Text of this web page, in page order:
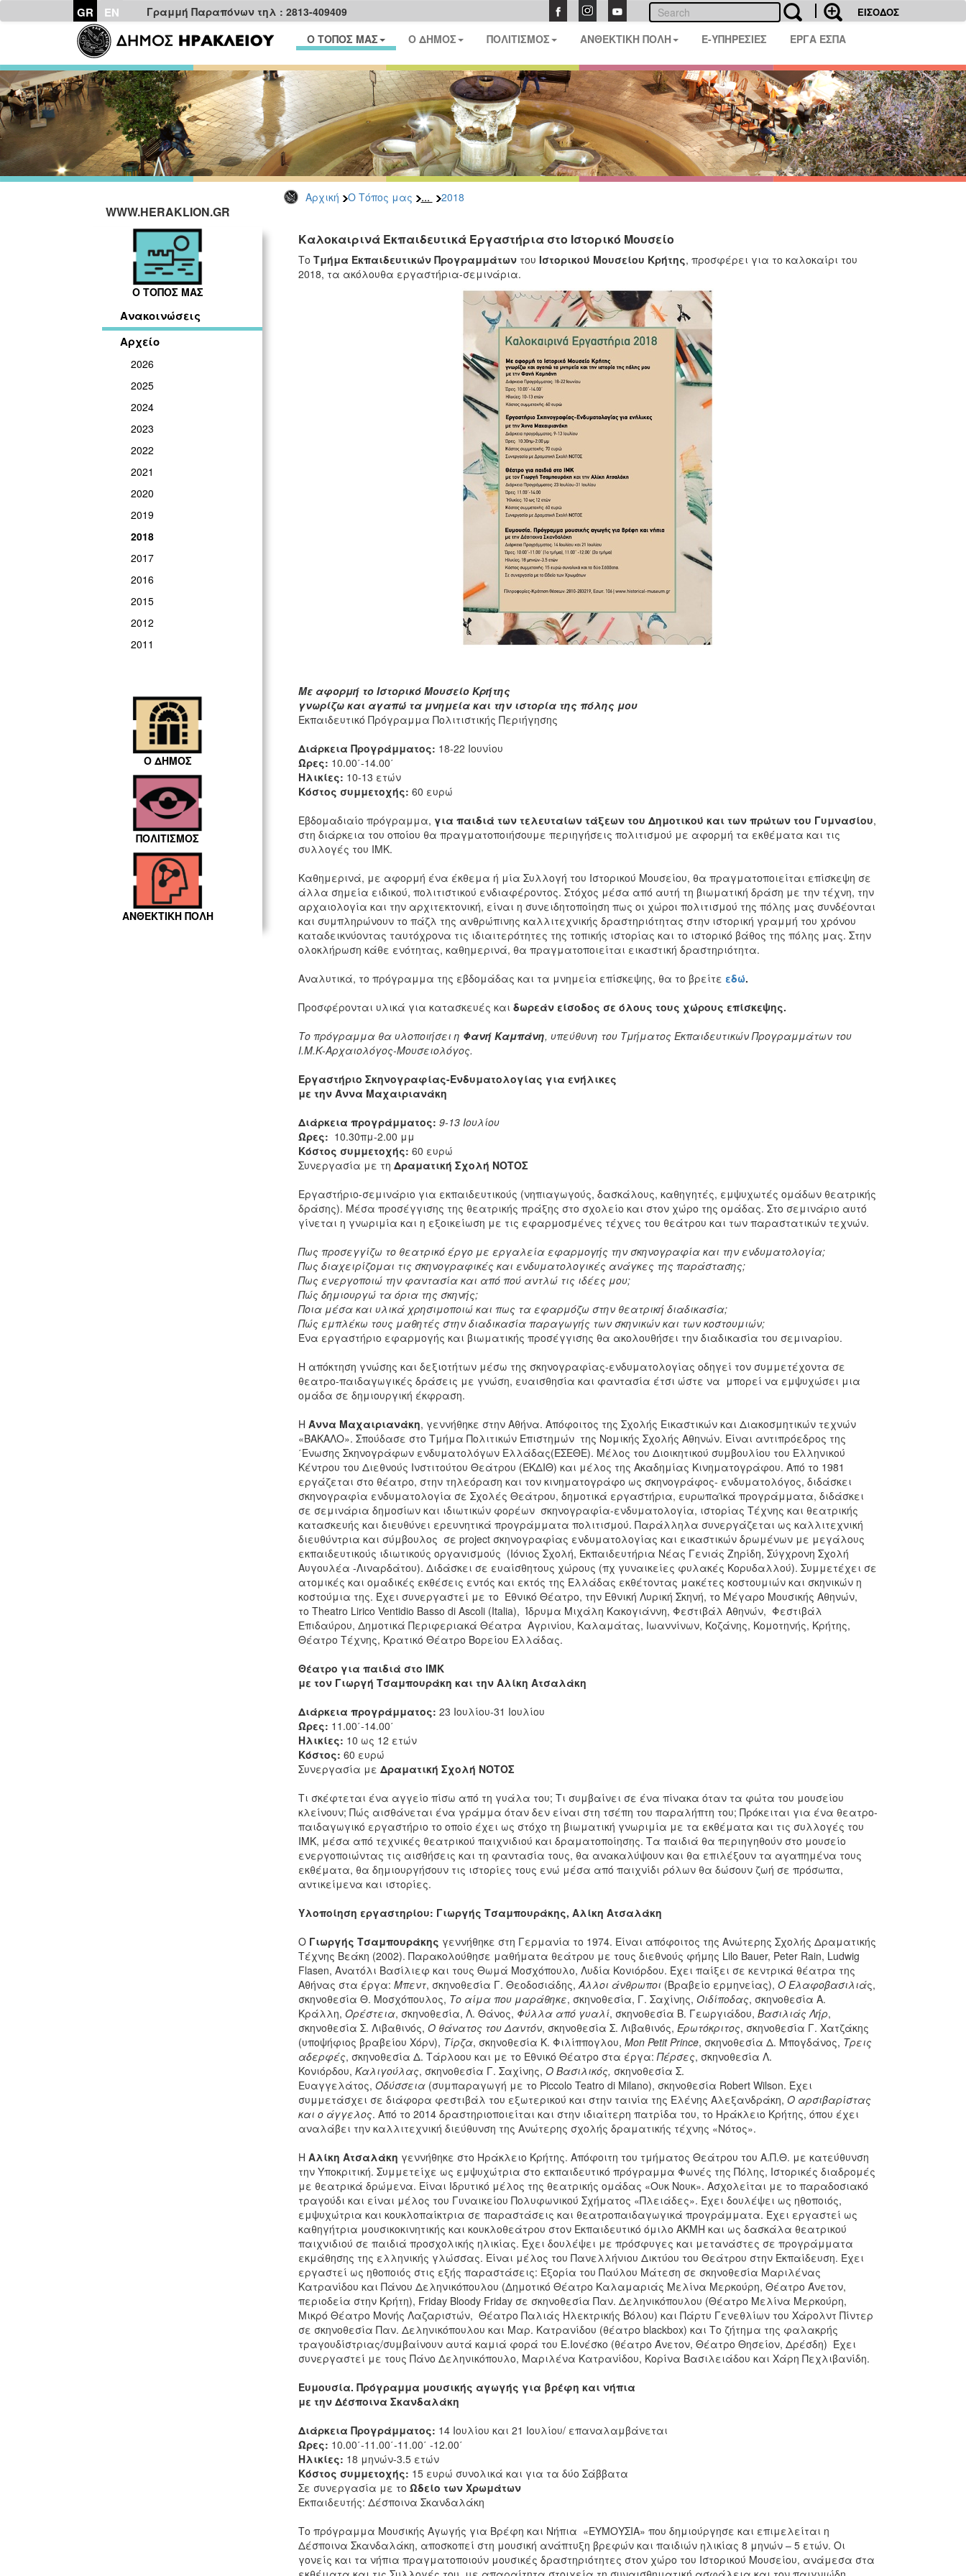
GR EN Γραμμή Παραπόνων τηλ : 2813-409409 ΕΙΣΟΔΟΣ
Ο ΤΟΠΟΣ ΜΑΣ Ο ΔΗΜΟΣ ΠΟΛΙΤΙΣΜΟΣ ΑΝΘΕΚΤΙΚΗ ΠΟΛΗ E-ΥΠΗΡΕΣΙΕΣ ΕΡΓΑ ΕΣΠΑ
Αρχική Ο Τόπος μας ... 2018
WWW.HERAKLION.GR
Ο ΤΟΠΟΣ ΜΑΣ
Ανακοινώσεις
Αρχείο
2026
2025
2024
2023
2022
2021
2020
2019
2018
2017
2016
2015
2012
2011
Ο ΔΗΜΟΣ
ΠΟΛΙΤΙΣΜΟΣ
ΑΝΘΕΚΤΙΚΗ ΠΟΛΗ
Καλοκαιρινά Εκπαιδευτικά Εργαστήρια στο Ιστορικό Μουσείο
Το Τμήμα Εκπαιδευτικών Προγραμμάτων του Ιστορικού Μουσείου Κρήτης, προσφέρει για το καλοκαίρι του
2018, τα ακόλουθα εργαστήρια-σεμινάρια.
Με αφορμή το Ιστορικό Μουσείο Κρήτης
γνωρίζω και αγαπώ τα μνημεία και την ιστορία της πόλης μου
Εκπαιδευτικό Πρόγραμμα Πολιτιστικής Περιήγησης
Διάρκεια Προγράμματος: 18-22 Ιουνίου
Ώρες: 10.00΄-14.00΄
Ηλικίες: 10-13 ετών
Κόστος συμμετοχής: 60 ευρώ
Εβδομαδιαίο πρόγραμμα, για παιδιά των τελευταίων τάξεων του Δημοτικού και των πρώτων του Γυμνασίου,
στη διάρκεια του οποίου θα πραγματοποιήσουμε περιηγήσεις πολιτισμού με αφορμή τα εκθέματα και τις
συλλογές του ΙΜΚ.
Καθημερινά, με αφορμή ένα έκθεμα ή μία Συλλογή του Ιστορικού Μουσείου, θα πραγματοποιείται επίσκεψη σε
άλλα σημεία ειδικού, πολιτιστικού ενδιαφέροντος. Στόχος μέσα από αυτή τη βιωματική δράση με την τέχνη, την
αρχαιολογία και την αρχιτεκτονική, είναι η συνειδητοποίηση πως οι χώροι πολιτισμού της πόλης μας συνδέονται
και συμπληρώνουν το πάζλ της ανθρώπινης καλλιτεχνικής δραστηριότητας στην ιστορική γραμμή του χρόνου
καταδεικνύοντας ταυτόχρονα τις ιδιαιτερότητες της τοπικής ιστορίας και το ιστορικό βάθος της πόλης μας. Στην
ολοκλήρωση κάθε ενότητας, καθημερινά, θα πραγματοποιείται εικαστική δραστηριότητα.
Αναλυτικά, το πρόγραμμα της εβδομάδας και τα μνημεία επίσκεψης, θα το βρείτε εδώ.
Προσφέρονται υλικά για κατασκευές και δωρεάν είσοδος σε όλους τους χώρους επίσκεψης.
Το πρόγραμμα θα υλοποιήσει η Φανή Καμπάνη, υπεύθυνη του Τμήματος Εκπαιδευτικών Προγραμμάτων του
Ι.Μ.Κ-Αρχαιολόγος-Μουσειολόγος.
Εργαστήριο Σκηνογραφίας-Ενδυματολογίας για ενήλικες
με την Άννα Μαχαιριανάκη
Διάρκεια προγράμματος: 9-13 Ιουλίου
Ώρες: 10.30πμ-2.00 μμ
Κόστος συμμετοχής: 60 ευρώ
Συνεργασία με τη Δραματική Σχολή ΝΟΤΟΣ
Εργαστήριο-σεμινάριο για εκπαιδευτικούς (νηπιαγωγούς, δασκάλους, καθηγητές, εμψυχωτές ομάδων θεατρικής
δράσης). Μέσα προσέγγισης της θεατρικής πράξης στο σχολείο και στον χώρο της ομάδας. Στο σεμινάριο αυτό
γίνεται η γνωριμία και η εξοικείωση με τις εφαρμοσμένες τέχνες του θεάτρου και των παραστατικών τεχνών.
Πως προσεγγίζω το θεατρικό έργο με εργαλεία εφαρμογής την σκηνογραφία και την ενδυματολογία;
Πως διαχειρίζομαι τις σκηνογραφικές και ενδυματολογικές ανάγκες της παράστασης;
Πως ενεργοποιώ την φαντασία και από πού αντλώ τις ιδέες μου;
Πώς δημιουργώ τα όρια της σκηνής;
Ποια μέσα και υλικά χρησιμοποιώ και πως τα εφαρμόζω στην θεατρική διαδικασία;
Πώς εμπλέκω τους μαθητές στην διαδικασία παραγωγής των σκηνικών και των κοστουμιών;
Ένα εργαστήριο εφαρμογής και βιωματικής προσέγγισης θα ακολουθήσει την διαδικασία του σεμιναρίου.
Η απόκτηση γνώσης και δεξιοτήτων μέσω της σκηνογραφίας-ενδυματολογίας οδηγεί τον συμμετέχοντα σε
θεατρο-παιδαγωγικές δράσεις με γνώση, ευαισθησία και φαντασία έτσι ώστε να μπορεί να εμψυχώσει μια
ομάδα σε δημιουργική έκφραση.
Η Άννα Μαχαιριανάκη, γεννήθηκε στην Αθήνα. Απόφοιτος της Σχολής Εικαστικών και Διακοσμητικών τεχνών
«ΒΑΚΑΛΟ». Σπούδασε στο Τμήμα Πολιτικών Επιστημών της Νομικής Σχολής Αθηνών. Είναι αντιπρόεδρος της
΄Ενωσης Σκηνογράφων ενδυματολόγων Ελλάδας(ΕΣΕΘΕ). Μέλος του Διοικητικού συμβουλίου του Ελληνικού
Κέντρου του Διεθνούς Ινστιτούτου Θεάτρου (ΕΚΔΙΘ) και μέλος της Ακαδημίας Κινηματογράφου. Από το 1981
εργάζεται στο θέατρο, στην τηλεόραση και τον κινηματογράφο ως σκηνογράφος- ενδυματολόγος, διδάσκει
σκηνογραφία ενδυματολογία σε Σχολές Θεάτρου, δημοτικά εργαστήρια, ευρωπαϊκά προγράμματα, διδάσκει
σε σεμινάρια δημοσίων και ιδιωτικών φορέων σκηνογραφία-ενδυματολογία, ιστορίας Τέχνης και θεατρικής
κατασκευής και διευθύνει ερευνητικά προγράμματα πολιτισμού. Παράλληλα συνεργάζεται ως καλλιτεχνική
διευθύντρια και σύμβουλος σε project σκηνογραφίας ενδυματολογίας και εικαστικών δρωμένων με μεγάλους
εκπαιδευτικούς ιδιωτικούς οργανισμούς (Ιόνιος Σχολή, Εκπαιδευτήρια Νέας Γενιάς Ζηρίδη, Σύγχρονη Σχολή
Αυγουλέα -Λιναρδάτου). Διδάσκει σε ευαίσθητους χώρους (πχ γυναικείες φυλακές Κορυδαλλού). Συμμετέχει σε
ατομικές και ομαδικές εκθέσεις εντός και εκτός της Ελλάδας εκθέτοντας μακέτες κοστουμιών και σκηνικών η
κοστούμια της. Έχει συνεργαστεί με το Εθνικό Θέατρο, την Εθνική Λυρική Σκηνή, το Μέγαρο Μουσικής Αθηνών,
το Τheatro Lirico Ventidio Basso di Ascoli (Italia), Ίδρυμα Μιχάλη Κακογιάννη, Φεστιβάλ Αθηνών, Φεστιβάλ
Επιδαύρου, Δημοτικά Περιφεριακά Θέατρα Αγρινίου, Καλαμάτας, Ιωαννίνων, Κοζάνης, Κομοτηνής, Κρήτης,
Θέατρο Τέχνης, Κρατικό Θέατρο Βορείου Ελλάδας.
Θέατρο για παιδιά στο ΙΜΚ
με τον Γιωργή Τσαμπουράκη και την Αλίκη Ατσαλάκη
Διάρκεια προγράμματος: 23 Ιουλίου-31 Ιουλίου
Ώρες: 11.00΄-14.00΄
Ηλικίες: 10 ως 12 ετών
Κόστος: 60 ευρώ
Συνεργασία με Δραματική Σχολή ΝΟΤΟΣ
Τι σκέφτεται ένα αγγείο πίσω από τη γυάλα του; Τι συμβαίνει σε ένα πίνακα όταν τα φώτα του μουσείου
κλείνουν; Πώς αισθάνεται ένα γράμμα όταν δεν είναι στη τσέπη του παραλήπτη του; Πρόκειται για ένα θεατρο-
παιδαγωγικό εργαστήριο το οποίο έχει ως στόχο τη βιωματική γνωριμία με τα εκθέματα και τις συλλογές του
ΙΜΚ, μέσα από τεχνικές θεατρικού παιχνιδιού και δραματοποίησης. Τα παιδιά θα περιηγηθούν στο μουσείο
ενεργοποιώντας τις αισθήσεις και τη φαντασία τους, θα ανακαλύψουν και θα επιλέξουν τα αγαπημένα τους
εκθέματα, θα δημιουργήσουν τις ιστορίες τους ενώ μέσα από παιχνίδι ρόλων θα δώσουν ζωή σε πρόσωπα,
αντικείμενα και ιστορίες.
Υλοποίηση εργαστηρίου: Γιωργής Τσαμπουράκης, Αλίκη Ατσαλάκη
Ο Γιωργής Τσαμπουράκης γεννήθηκε στη Γερμανία το 1974. Είναι απόφοιτος της Ανώτερης Σχολής Δραματικής
Τέχνης Βεάκη (2002). Παρακολούθησε μαθήματα θεάτρου με τους διεθνούς φήμης Lilo Bauer, Peter Rain, Ludwig
Flasen, Ανατόλι Βασίλιεφ και τους Θωμά Μοσχόπουλο, Λυδία Κονιόρδου. Έχει παίξει σε κεντρικά θέατρα της
Αθήνας στα έργα: Μπεντ, σκηνοθεσία Γ. Θεοδοσιάδης, Άλλοι άνθρωποι (Βραβείο ερμηνείας), Ο Ελαφοβασιλιάς,
σκηνοθεσία Θ. Μοσχόπουλος, Το αίμα που μαράθηκε, σκηνοθεσία, Γ. Σαχίνης, Οιδίποδας, σκηνοθεσία Α.
Κράλλη, Ορέστεια, σκηνοθεσία, Λ. Θάνος, Φύλλα από γυαλί, σκηνοθεσία Β. Γεωργιάδου, Βασιλιάς Λήρ,
σκηνοθεσία Σ. Λιβαθινός, Ο θάνατος του Δαντόν, σκηνοθεσία Σ. Λιβαθινός, Ερωτόκριτος, σκηνοθεσία Γ. Χατζάκης
(υποψήφιος βραβείου Χόρν), Τίρζα, σκηνοθεσία Κ. Φιλίππογλου, Mon Petit Prince, σκηνοθεσία Δ. Μπογδάνος, Τρεις
αδερφές, σκηνοθεσία Δ. Τάρλοου και με το Εθνικό Θέατρο στα έργα:Πέρσες, σκηνοθεσία Λ.
Κονιόρδου, Καλιγούλας, σκηνοθεσία Γ. Σαχίνης, Ο Βασιλικός, σκηνοθεσία Σ.
Ευαγγελάτος, Οδύσσεια(συμπαραγωγή με το Piccolo Teatro di Milano), σκηνοθεσία Robert Wilson. Έχει
συμμετάσχει σε διάφορα φεστιβάλ του εξωτερικού και στην ταινία της Ελένης Αλεξανδράκη, Ο αρσιβαρίστας
και ο άγγελος. Από το 2014 δραστηριοποιείται και στην ιδιαίτερη πατρίδα του, το Ηράκλειο Κρήτης, όπου έχει
αναλάβει την καλλιτεχνική διεύθυνση της Ανώτερης σχολής δραματικής τέχνης «Νότος».
Η Αλίκη Ατσαλάκη γεννήθηκε στο Ηράκλειο Κρήτης. Απόφοιτη του τμήματος Θεάτρου του Α.Π.Θ. με κατεύθυνση
την Υποκριτική. Συμμετείχε ως εμψυχώτρια στο εκπαιδευτικό πρόγραμμα Φωνές της Πόλης, Ιστορικές διαδρομές
με θεατρικά δρώμενα. Είναι Ιδρυτικό μέλος της θεατρικής ομάδας «Ουκ Νουκ». Ασχολείται με το παραδοσιακό
τραγούδι και είναι μέλος του Γυναικείου Πολυφωνικού Σχήματος «Πλειάδες». Έχει δουλέψει ως ηθοποιός,
εμψυχώτρια και κουκλοπαίκτρια σε παραστάσεις και θεατροπαιδαγωγικά προγράμματα. Έχει εργαστεί ως
καθηγήτρια μουσικοκινητικής και κουκλοθεάτρου στον Εκπαιδευτικό όμιλο ΑΚΜΗ και ως δασκάλα θεατρικού
παιχνιδιού σε παιδιά προσχολικής ηλικίας. Έχει δουλέψει με πρόσφυγες και μετανάστες σε προγράμματα
εκμάθησης της ελληνικής γλώσσας. Είναι μέλος του Πανελλήνιου Δικτύου του Θεάτρου στην Εκπαίδευση. Έχει
εργαστεί ως ηθοποιός στις εξής παραστάσεις: Εξορία του Παύλου Μάτεση σε σκηνοθεσία Μαριλένας
Κατρανίδου και Πάνου Δεληνικόπουλου (Δημοτικό Θέατρο Καλαμαριάς Μελίνα Μερκούρη, Θέατρο Άνετον,
περιοδεία στην Κρήτη), Friday Bloody Friday σε σκηνοθεσία Παν. Δεληνικόπουλου (Θέατρο Μελίνα Μερκούρη,
Μικρό Θέατρο Μονής Λαζαριστών, Θέατρο Παλιάς Ηλεκτρικής Βόλου) και Πάρτυ Γενεθλίων του Χάρολντ Πίντερ
σε σκηνοθεσία Παν. Δεληνικόπουλου και Μαρ. Κατρανίδου (θέατρο blackbox) και Το ζήτημα της φαλακρής
τραγουδίστριας/συμβαίνουν αυτά καμιά φορά του Ε.Ιονέσκο (θέατρο Άνετον, Θέατρο Θησείον, Δρέσδη) Έχει
συνεργαστεί με τους Πάνο Δεληνικόπουλο, Μαριλένα Κατρανίδου, Κορίνα Βασιλειάδου και Χάρη Πεχλιβανίδη.
Ευμουσία. Πρόγραμμα μουσικής αγωγής για βρέφη και νήπια
με την Δέσποινα Σκανδαλάκη
Διάρκεια Προγράμματος: 14 Ιουλίου και 21 Ιουλίου/ επαναλαμβάνεται
Ώρες: 10.00΄-11.00΄-11.00΄ -12.00΄
Ηλικίες: 18 μηνών-3.5 ετών
Κόστος συμμετοχής: 15 ευρώ συνολικά και για τα δύο Σάββατα
Σε συνεργασία με το Ωδείο των Χρωμάτων
Εκπαιδευτής: Δέσποινα Σκανδαλάκη
Το πρόγραμμα Μουσικής Αγωγής για Βρέφη και Νήπια «ΕΥΜΟΥΣΙΑ» που δημιούργησε και επιμελείται η
Δέσποινα Σκανδαλάκη, αποσκοπεί στη μουσική ανάπτυξη βρεφών και παιδιών ηλικίας 8 μηνών – 5 ετών. Οι
γονείς και τα νήπια πραγματοποιούν μουσικές δραστηριότητες στον χώρο του Ιστορικού Μουσείου, ανάμεσα στα